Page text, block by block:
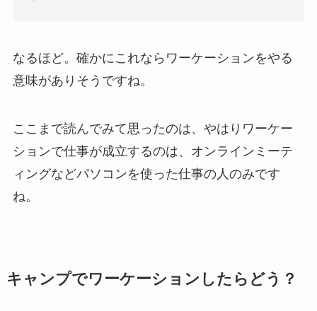
なるほど。確かにこれならワーケーションをやる
意味がありそう ですね。
ここまで読んでみて思ったのは、やはりワーケー
ションで仕事が成立するのは、オンラインミーテ
ィングなどパソコンを使った仕事の人のみです
ね。
キャンプでワーケーションしたらどう？